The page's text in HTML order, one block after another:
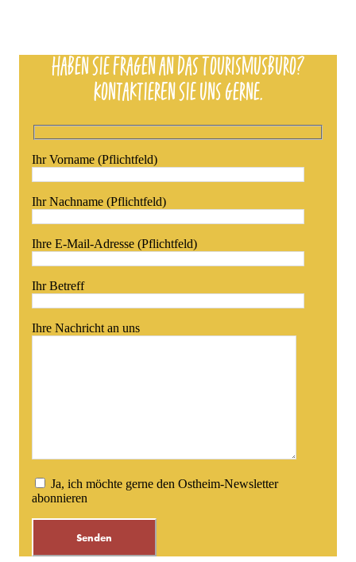
Haben Sie Fragen an das Tourismusbüro?
Kontaktieren Sie uns gerne.
Ihr Vorname (Pflichtfeld)
Ihr Nachname (Pflichtfeld)
Ihre E-Mail-Adresse (Pflichtfeld)
Ihr Betreff
Ihre Nachricht an uns
Ja, ich möchte gerne den Ostheim-Newsletter
abonnieren